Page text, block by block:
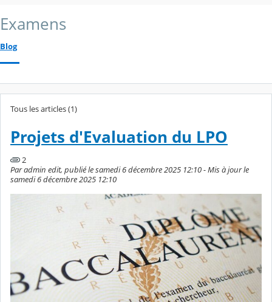
Examens
Blog
Tous les articles (1)
Projets d'Evaluation du LPO
2
Par admin edit, publié le samedi 6 décembre 2025 12:10 - Mis à jour le
samedi 6 décembre 2025 12:10